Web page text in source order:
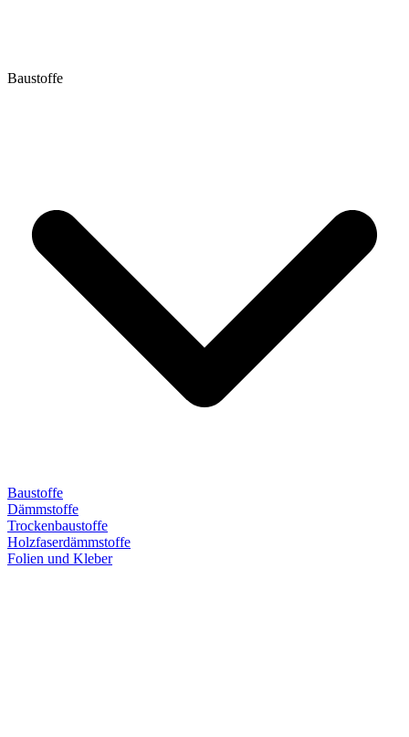
Baustoffe
Baustoffe
Dämmstoffe
Trockenbaustoffe
Holzfaserdämmstoffe
Folien und Kleber